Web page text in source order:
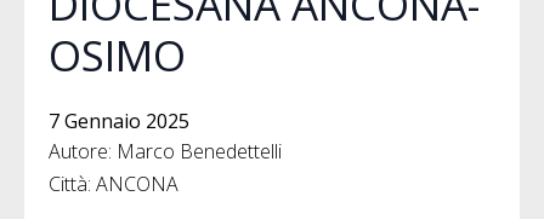
OSIMO
7 Gennaio 2025
Autore: Marco Benedettelli
Città: ANCONA